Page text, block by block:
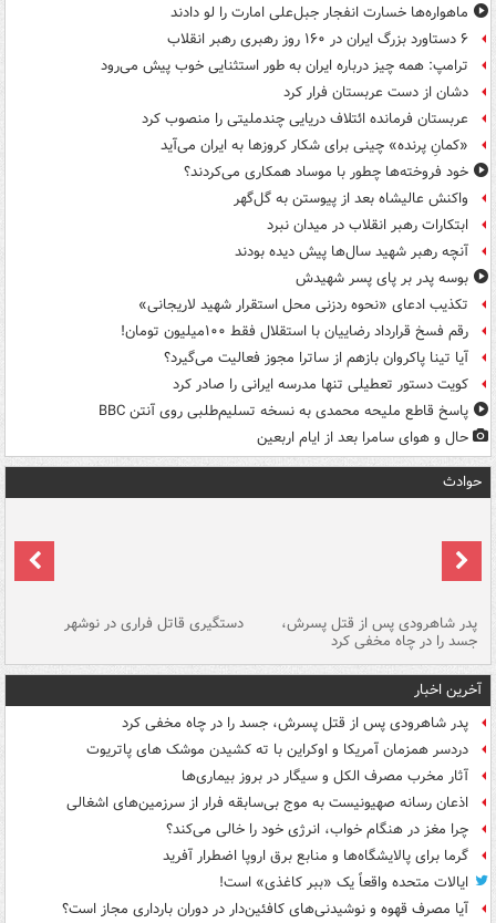
ماهواره‌ها خسارت انفجار جبل‌علی امارت را لو دادند
۶ دستاورد بزرگ ایران در ۱۶۰ روز رهبری رهبر انقلاب
ترامپ: همه چیز درباره ایران به طور استثنایی خوب پیش می‌رود
دشان از دست عربستان فرار کرد
عربستان فرمانده ائتلاف دریایی چندملیتی را منصوب کرد
«کمانِ پرنده» چینی برای شکار کروزها به ایران می‌آید
خود فروخته‌ها چطور با موساد همکاری می‌کردند؟
واکنش عالیشاه بعد از پیوستن به گل‌گهر
ابتکارات رهبر انقلاب در میدان نبرد
آنچه رهبر شهید سال‌ها پیش دیده بودند
بوسه‌ پدر بر پای پسر شهیدش
تکذیب ادعای «نحوه ردزنی محل استقرار شهید لاریجانی»
رقم فسخ قرارداد رضاییان با استقلال فقط ۱۰۰میلیون تومان!
آیا تینا پاکروان بازهم از ساترا مجوز فعالیت می‌گیرد؟
کویت دستور تعطیلی تنها مدرسه ایرانی را صادر کرد
پاسخ قاطع ملیحه محمدی به نسخه تسلیم‌طلبی روی آنتن BBC
حال و هوای سامرا بعد از ایام اربعین
حوادث
پدر شاهرودی پس از قتل پسرش،
جسد را در چاه مخفی کرد
دستگیری قاتل فراری در نوشهر
آخرین اخبار
پدر شاهرودی پس از قتل پسرش، جسد را در چاه مخفی کرد
دردسر همزمان آمریکا و اوکراین با ته کشیدن موشک های پاتریوت
آثار مخرب مصرف الکل و سیگار در بروز بیماری‌ها
اذعان رسانه صهیونیست به موج بی‌سابقه فرار از سرزمین‌های اشغالی
چرا مغز در هنگام خواب، انرژی خود را خالی می‌کند؟
گرما برای پالایشگاه‌ها و منابع برق اروپا اضطرار آفرید
ایالات متحده واقعاً یک «ببر کاغذی» است!
آیا مصرف قهوه و نوشیدنی‌های کافئین‌دار در دوران بارداری مجاز است؟